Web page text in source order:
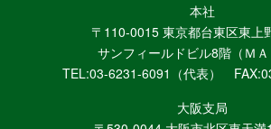
産
業
新
聞
社
本社
〒110-0015 東京都台東区東上
サンフィールドビル8階 （ＭＡ
TEL:03-6231-6091（代表）
大阪支局